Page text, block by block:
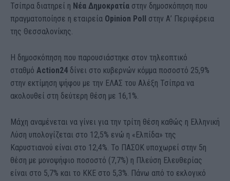
Τσίπρα διατηρεί η Νέα Δημοκρατία στην δημοσκόπηση που
πραγματοποίησε η εταιρεία Opinion Poll στην Α’ Περιφέρεια
της Θεσσαλονίκης.
Η δημοσκόπηση που παρουσιάστηκε στον τηλεοπτικό
σταθμό Action24 δίνει στο κυβερνών κόμμα ποσοστό 25,9%
στην εκτίμηση ψήφου με την ΕΛΑΣ του Αλέξη Τσίπρα να
ακολουθεί στη δεύτερη θέση με 16,1%.
Μάχη αναμένεται να γίνει για την τρίτη θέση καθώς η Ελληνική
Λύση υπολογίζεται στο 12,5% ενώ η «Ελπίδα» της
Καρυστιανού είναι στο 12,4%. Το ΠΑΣΟΚ υποχωρεί στην 5η
θέση με μονοψήφιο ποσοστό (7,7%) η Πλεύση Ελευθερίας
είναι στο 5,7% και το ΚΚΕ στο 5,3%. Πάνω από το εκλογικό